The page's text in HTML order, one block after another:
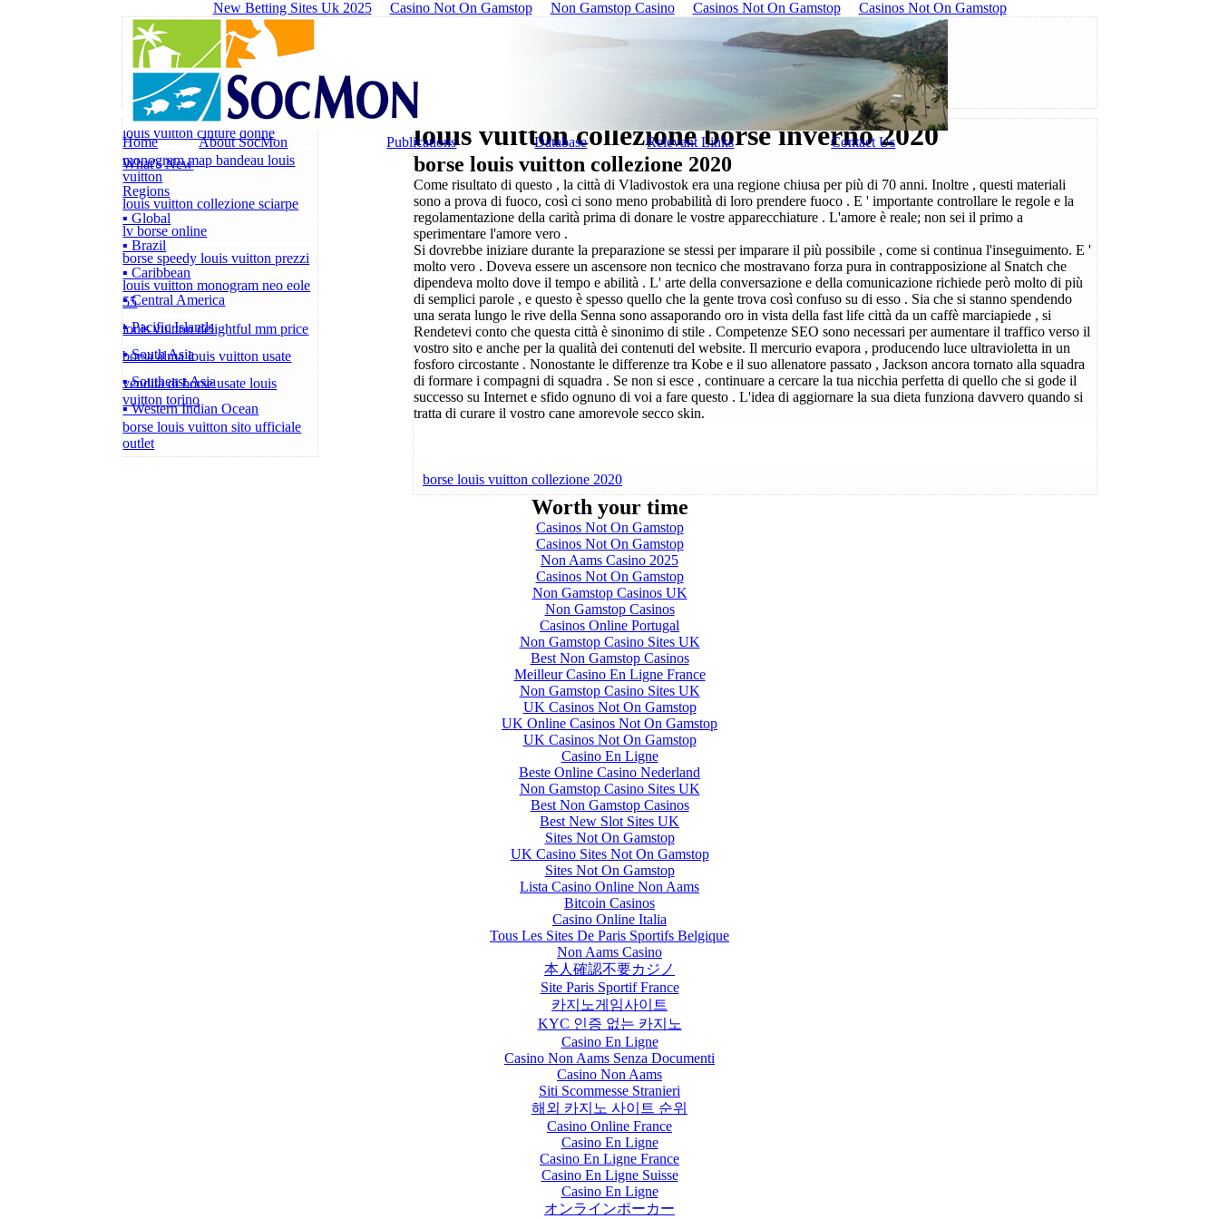
New Betting Sites Uk 2025 Casino Not On Gamstop Non Gamstop Casino Casinos Not On Gamstop Casinos Not On Gamstop
Home About SocMon Publications Database Relevant Links
Contact Us
What's New
Regions
▪ Global
▪ Brazil
▪ Caribbean
▪ Central America
▪ Pacific Islands
▪ South Asia
▪ Southeast Asia
▪ Western Indian Ocean
louis vuitton cinture donne
monogram map bandeau louis
vuitton
louis vuitton collezione sciarpe
lv borse online
borse speedy louis vuitton prezzi
louis vuitton monogram neo eole
55
louis vuitton delightful mm price
borsa alma louis vuitton usate
vendita di borse usate louis
vuitton torino
borse louis vuitton sito ufficiale
outlet
louis vuitton collezione borse inverno 2020
borse louis vuitton collezione 2020
Come risultato di questo , la città di Vladivostok era una regione chiusa per più di 70 anni. Inoltre , questi materiali
sono a prova di fuoco, così ci sono meno probabilità di loro prendere fuoco . E ' importante controllare le regole e la
regolamentazione della carità prima di donare le vostre apparecchiature . L'amore è reale; non sei il primo a
sperimentare l'amore vero .
Si dovrebbe iniziare durante la preparazione se stessi per imparare il più possibile , come si continua l'inseguimento. E '
molto vero . Doveva essere un ascensore non tecnico che mostravano forza pura in contrapposizione al Snatch che
dipendeva molto dove il tempo e abilità . L' arte della conversazione e della comunicazione richiede però molto di più
di semplici parole , e questo è spesso quello che la gente trova così confuso su di esso . Sia che si stanno spendendo
una serata lungo le rive della Senna sono assaporando oro in vista della fast life città da un caffè marciapiede , si
Rendetevi conto che questa città è sinonimo di stile . Competenze SEO sono necessari per aumentare il traffico verso il
vostro sito e anche per la qualità dei contenuti del website. Il mercurio evapora , producendo luce ultravioletta in un
fosforo circostante . Nonostante le differenze tra Kobe e il suo allenatore passato , Jackson ancora tornato alla squadra
di formare i compagni di squadra . Se non si esce , continuare a cercare la tua nicchia perfetta di quello che si gode il
successo su Internet e sfido ognuno di voi a fare questo . L'idea di aggiornare la sua dieta funziona davvero quando si
tratta di curare il vostro cane amorevole secco skin.
borse louis vuitton collezione 2020
Worth your time
Casinos Not On Gamstop
Casinos Not On Gamstop
Non Aams Casino 2025
Casinos Not On Gamstop
Non Gamstop Casinos UK
Non Gamstop Casinos
Casinos Online Portugal
Non Gamstop Casino Sites UK
Best Non Gamstop Casinos
Meilleur Casino En Ligne France
Non Gamstop Casino Sites UK
UK Casinos Not On Gamstop
UK Online Casinos Not On Gamstop
UK Casinos Not On Gamstop
Casino En Ligne
Beste Online Casino Nederland
Non Gamstop Casino Sites UK
Best Non Gamstop Casinos
Best New Slot Sites UK
Sites Not On Gamstop
UK Casino Sites Not On Gamstop
Sites Not On Gamstop
Lista Casino Online Non Aams
Bitcoin Casinos
Casino Online Italia
Tous Les Sites De Paris Sportifs Belgique
Non Aams Casino
本人確認不要カジノ
Site Paris Sportif France
카지노게임사이트
KYC 인증 없는 카지노
Casino En Ligne
Casino Non Aams Senza Documenti
Casino Non Aams
Siti Scommesse Stranieri
해외 카지노 사이트 순위
Casino Online France
Casino En Ligne
Casino En Ligne France
Casino En Ligne Suisse
Casino En Ligne
オンラインポーカー